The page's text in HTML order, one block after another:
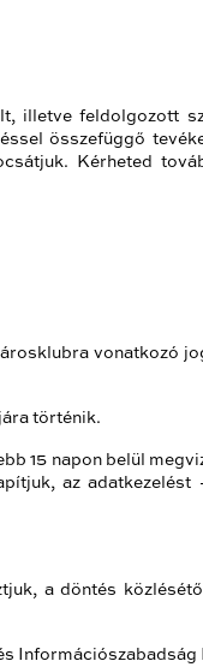
illetve feldolgozott
összefüggő
Kérheted
vonatkozó
történik.
15 napon belül
az
a döntés